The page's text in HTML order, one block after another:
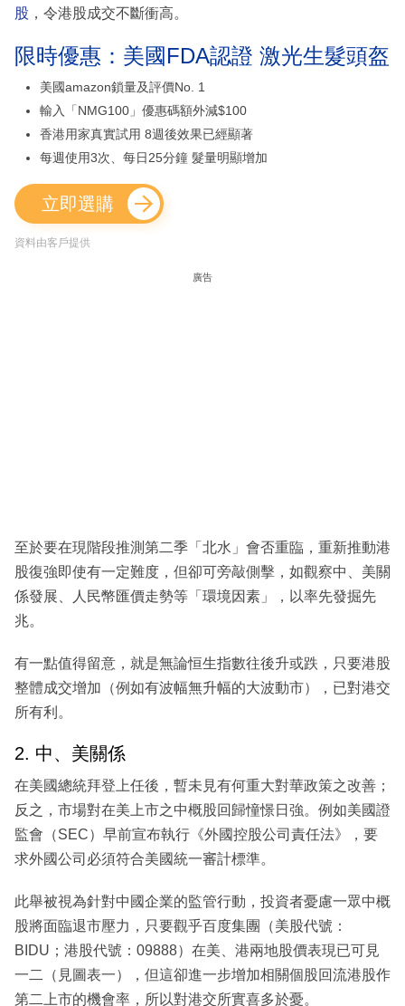
股 ，令港股成交不斷衝高。
限時優惠：美國FDA認證 激光生髮頭盔
美國amazon鎖量及評價No. 1
輸入「NMG100」優惠碼額外減$100
香港用家真實試用 8週後效果已經顯著
每週使用3次、每日25分鐘 髮量明顯增加
立即選購
資料由客戶提供
廣告
至於要在現階段推測第二季「北水」會否重臨，重新推動港
股復強即使有一定難度，但卻可旁敲側擊，如觀察中、美關
係發展、人民幣匯價走勢等「環境因素」，以率先發掘先
兆。
有一點值得留意，就是無論恒生指數往後升或跌，只要港股
整體成交增加（例如有波幅無升幅的大波動市），已對港交
所有利。
2. 中、美關係
在美國總統拜登上任後，暫未見有何重大對華政策之改善；
反之，市場對在美上市之中概股回歸憧憬日強。例如美國證
監會（SEC）早前宣布執行《外國控股公司責任法》，要
求外國公司必須符合美國統一審計標準。
此舉被視為針對中國企業的監管行動，投資者憂慮一眾中概
股將面臨退市壓力，只要觀乎百度集團（美股代號：
BIDU；港股代號：09888）在美、港兩地股價表現已可見
一二（見圖表一），但這卻進一步增加相關個股回流港股作
第二上市的機會率，所以對港交所實喜多於憂。